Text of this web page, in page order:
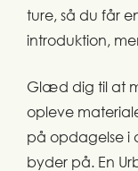
ture, så du får
introduktion,
Glæd dig til at
opleve
på opdagelse i
byder på. En